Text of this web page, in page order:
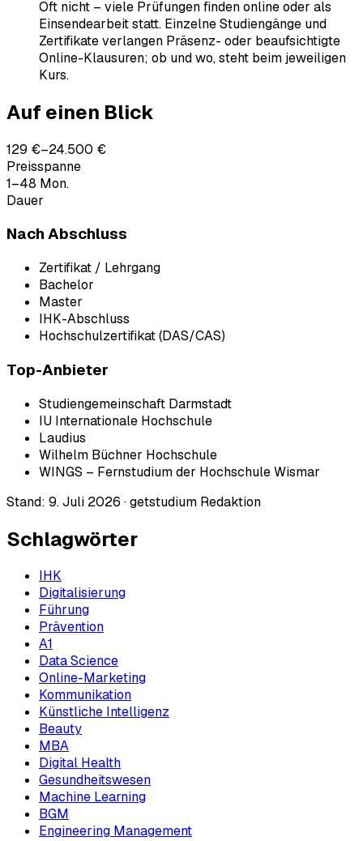
Oft nicht – viele Prüfungen finden online oder als
Einsendearbeit statt. Einzelne Studiengänge und
Zertifikate verlangen Präsenz- oder beaufsichtigte
Online-Klausuren; ob und wo, steht beim jeweiligen
Kurs.
Auf einen Blick
129 €–24.500 €
Preisspanne
1–48 Mon.
Dauer
Nach Abschluss
Zertifikat / Lehrgang
Bachelor
Master
IHK-Abschluss
Hochschulzertifikat (DAS/CAS)
Top-Anbieter
Studiengemeinschaft Darmstadt
IU Internationale Hochschule
Laudius
Wilhelm Büchner Hochschule
WINGS – Fernstudium der Hochschule Wismar
Stand: 9. Juli 2026 ·getstudium Redaktion
Schlagwörter
IHK
Digitalisierung
Führung
Prävention
A1
Data Science
Online-Marketing
Kommunikation
Künstliche Intelligenz
Beauty
MBA
Digital Health
Gesundheitswesen
Machine Learning
BGM
Engineering Management